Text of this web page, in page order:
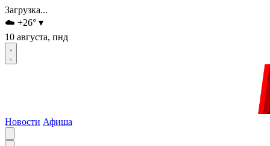
Загрузка...
☁️ +26° ▾
10 августа, пнд
Новости Афиша